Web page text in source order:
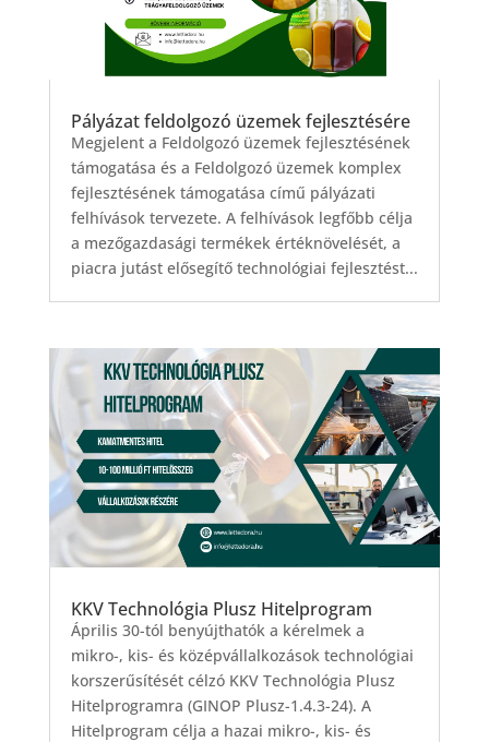
Pályázat feldolgozó üzemek fejlesztésére
Megjelent a Feldolgozó üzemek fejlesztésének
támogatása és a Feldolgozó üzemek komplex
fejlesztésének támogatása című pályázati
felhívások tervezete. A felhívások legfőbb célja
a mezőgazdasági termékek értéknövelését, a
piacra jutást elősegítő technológiai fejlesztést...
KKV Technológia Plusz Hitelprogram
Április 30-tól benyújthatók a kérelmek a
mikro-, kis- és középvállalkozások technológiai
korszerűsítését célzó KKV Technológia Plusz
Hitelprogramra (GINOP Plusz-1.4.3-24). A
Hitelprogram célja a hazai mikro-, kis- és